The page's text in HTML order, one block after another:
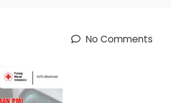
No Comments